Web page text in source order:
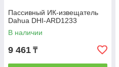
Пассивный ИК-извещатель
Dahua DHI-ARD1233
В наличии
9 461 ₸